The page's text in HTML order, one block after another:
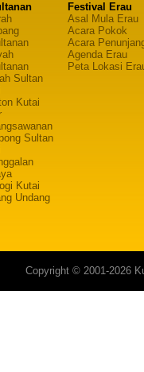
Sultan
Kutai
Sultan
Kutai
Undang
Festival Erau
Asal Mula Erau
Acara Pokok
Acara
Agenda Erau
Peta Lokasi
Copyright © 2001-2026